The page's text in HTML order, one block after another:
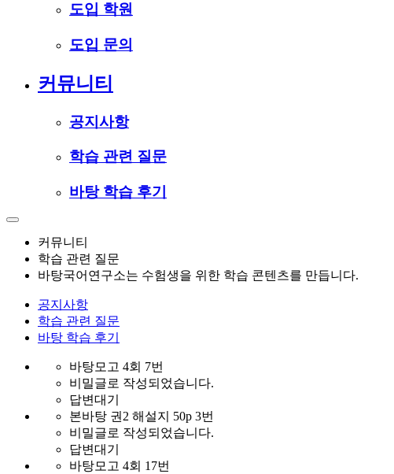
도입 학원
도입 문의
커뮤니티
공지사항
학습 관련 질문
바탕 학습 후기
커뮤니티
학습 관련 질문
바탕국어연구소는 수험생을 위한 학습 콘텐츠를 만듭니다.
공지사항
학습 관련 질문
바탕 학습 후기
바탕모고 4회 7번
비밀글로 작성되었습니다.
답변대기
본바탕 권2 해설지 50p 3번
비밀글로 작성되었습니다.
답변대기
바탕모고 4회 17번